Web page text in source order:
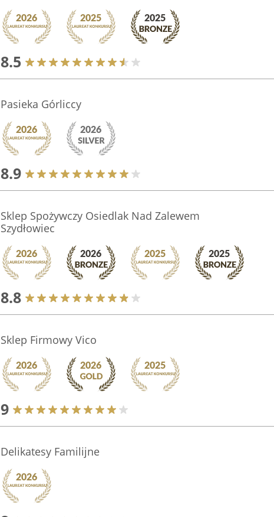
8.5
Pasieka Górliccy
8.9
Sklep Spożywczy Osiedlak Nad Zalewem
Szydłowiec
8.8
Sklep Firmowy Vico
9
Delikatesy Familijne